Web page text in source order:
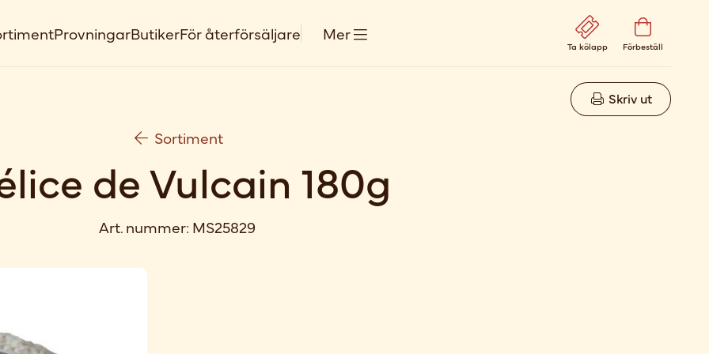
ProvningarButikerFör återförsäljare Mer
Ta kölapp Förbeställ
Skriv ut
Sortiment
de Vulcain 180g
Art. nummer: MS25829